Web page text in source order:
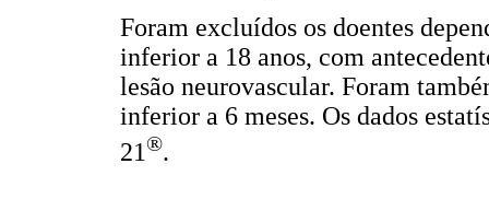
Foram excluídos os doentes
inferior a 18 anos, com
lesão neurovascular. Foram
inferior a 6 meses. Os dados
21®.